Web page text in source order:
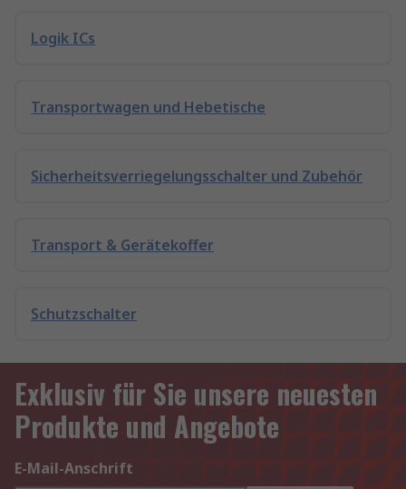
Logik ICs
Transportwagen und Hebetische
Sicherheitsverriegelungsschalter und Zubehör
Transport & Gerätekoffer
Schutzschalter
Exklusiv für Sie unsere neuesten
Produkte und Angebote
E-Mail-Anschrift